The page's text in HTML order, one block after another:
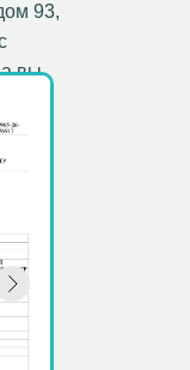
93,
вы